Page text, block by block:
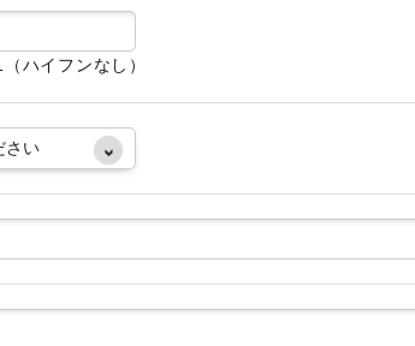
ハイフンなし）